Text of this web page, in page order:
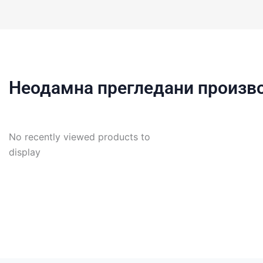
Неодамна прегледани
No recently viewed products to
display